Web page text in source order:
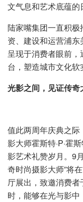
文气息和艺术底蕴的
陆家嘴集团一直积
资、建设和运营浦
呈现于消费者眼前
台，塑造城市文化软
光影之间，见证传奇
值此两周年庆典之
影大师霍斯特·P·霍
影艺术礼赞岁月。9
奇时尚摄影大师”将
厅展出，致邀消费
时，能够在光与影